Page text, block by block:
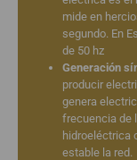
mide en
segundo. En
de 50 hz
Generación
producir
genera
frecuencia de
hidroeléctrica
estable la red.